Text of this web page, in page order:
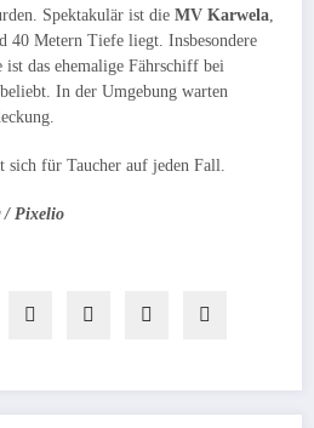
Spektakulär ist die MV Karwela
Metern Tiefe liegt. Insbesondere
ist das ehemalige Fährschiff bei
In der Umgebung warten
sich für Taucher auf jeden Fall.
/ Pixelio